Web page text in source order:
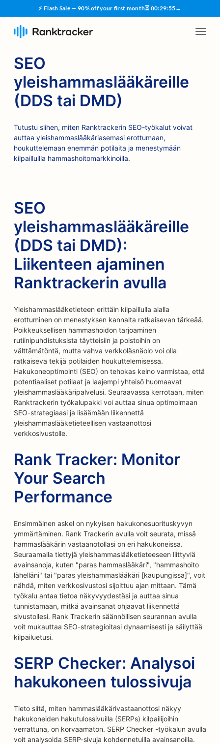
⚡ Flash Sale — 90% off your first month⏳ 00:29:54→
SEO
yleishammaslääkäreille
(DDS tai DMD)
Tutustu siihen, miten Ranktrackerin SEO-työkalut voivat
auttaa yleishammaslääkäriasemasi erottumaan,
houkuttelemaan enemmän potilaita ja menestymään
kilpailluilla hammashoitomarkkinoilla.
SEO
yleishammaslääkäreille
(DDS tai DMD):
Liikenteen ajaminen
Ranktrackerin avulla
Yleishammaslääketieteen erittäin kilpaillulla alalla
erottuminen on menestyksen kannalta ratkaisevan tärkeää.
Poikkeuksellisen hammashoidon tarjoaminen
rutiinipuhdistuksista täytteisiin ja poistoihin on
välttämätöntä, mutta vahva verkkoläsnäolo voi olla
ratkaiseva tekijä potilaiden houkuttelemisessa.
Hakukoneoptimointi (SEO) on tehokas keino varmistaa, että
potentiaaliset potilaat ja laajempi yhteisö huomaavat
yleishammaslääkäripalvelusi. Seuraavassa kerrotaan, miten
Ranktrackerin työkalupakki voi auttaa sinua optimoimaan
SEO-strategiaasi ja lisäämään liikennettä
yleishammaslääketieteellisen vastaanottosi
verkkosivustolle.
Rank Tracker: Monitor
Your Search
Performance
Ensimmäinen askel on nykyisen hakukonesuorituskyvyn
ymmärtäminen. Rank Trackerin avulla voit seurata, missä
hammaslääkärin vastaanotollasi on eri hakukoneissa.
Seuraamalla tiettyjä yleishammaslääketieteeseen liittyviä
avainsanoja, kuten "paras hammaslääkäri", "hammashoito
lähelläni" tai "paras yleishammaslääkäri [kaupungissa]", voit
nähdä, miten verkkosivustosi sijoittuu ajan mittaan. Tämä
työkalu antaa tietoa näkyvyydestäsi ja auttaa sinua
tunnistamaan, mitkä avainsanat ohjaavat liikennettä
sivustollesi. Rank Trackerin säännöllisen seurannan avulla
voit mukauttaa SEO-strategioitasi dynaamisesti ja säilyttää
kilpailuetusi.
SERP Checker: Analysoi
hakukoneen tulossivuja
Tieto siitä, miten hammaslääkärivastaanottosi näkyy
hakukoneiden hakutulossivuilla (SERPs) kilpailijoihin
verrattuna, on korvaamaton. SERP Checker -työkalun avulla
voit analysoida SERP-sivuja kohdennetuilla avainsanoilla.